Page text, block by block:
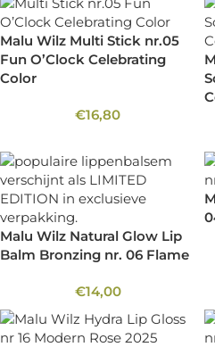
Malu Wilz Multi Stick nr.05
Fun O’Clock Celebrating
Color
€16,80
Malu Wilz Natural Glow Lip
Balm Bronzing nr. 06 Flame
€14,00